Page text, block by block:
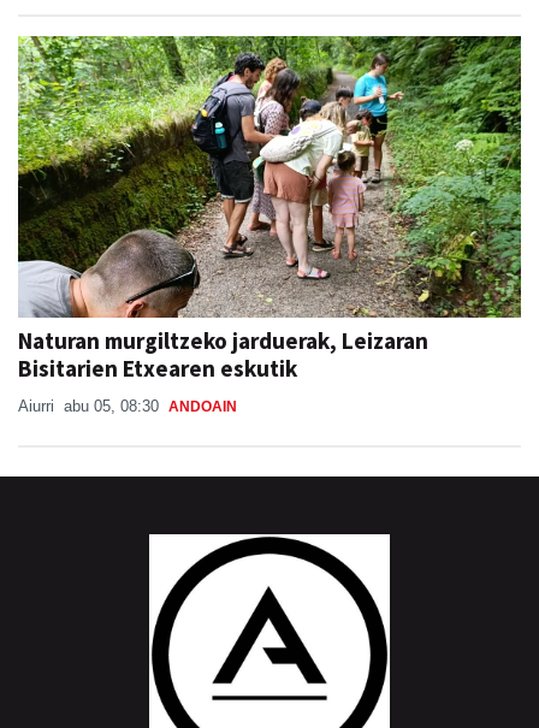
Naturan murgiltzeko jarduerak, Leizaran
Bisitarien Etxearen eskutik
Aiurri abu 05, 08:30 ANDOAIN